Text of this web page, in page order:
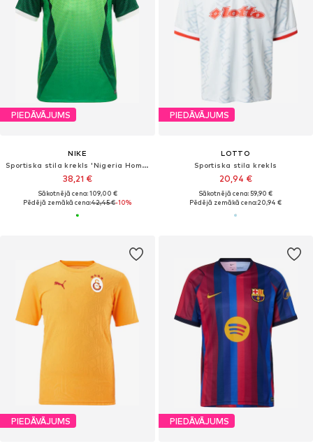
PIEDĀVĀJUMS
NIKE
Sportiska stila krekls 'Nigeria Home'
38,21 €
Sākotnējā cena: 109,00 €
Pēdējā zemākā cena:42,45 €-10%
PIEDĀVĀJUMS
LOTTO
Sportiska stila krekls
20,94 €
Sākotnējā cena: 59,90 €
Pēdējā zemākā cena:20,94 €
PIEDĀVĀJUMS PIEDĀVĀJUMS